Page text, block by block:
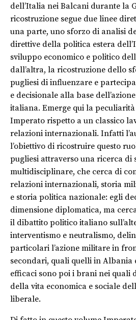
dell’Italia nei Balcani durante la
ricostruzione segue due linee
una parte, uno sforzo di analisi
direttive della politica estera
sviluppo economico e politico
dall’altra, la ricostruzione dello
pugliesi di influenzare e
e decisionale alla base
italiana. Emerge qui la
Imperato rispetto a un classico
relazioni internazionali. Infatti
l’obiettivo di ricostruire questo
pugliesi attraverso una ricerca di
multidisciplinare, che cerca di
relazioni internazionali, storia
e storia politica nazionale: egli
dimensione diplomatica, ma
il dibattito politico italiano
interventismo e neutralismo,
particolari l’azione militare in
secondari, quali quelli in Albania
efficaci sono poi i brani nei quali
della vita economica e sociale
liberale.